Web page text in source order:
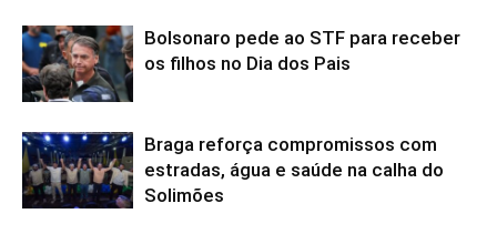
Bolsonaro pede ao STF para receber
os filhos no Dia dos Pais
Braga reforça compromissos com
estradas, água e saúde na calha do
Solimões